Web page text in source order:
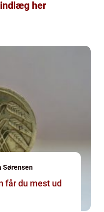
her
Sørensen
får du mest ud